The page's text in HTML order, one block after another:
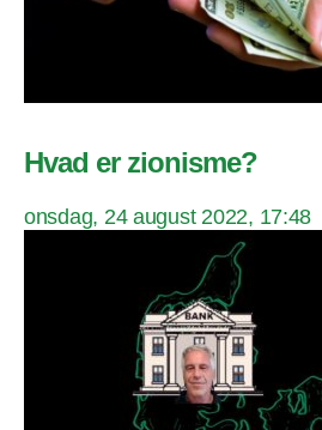
Hvad er zionisme?
onsdag, 24 august 2022, 17:48